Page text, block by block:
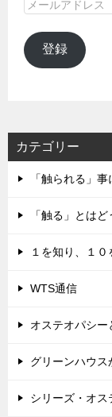
メ
ル
ア
登録
カテゴリー
「触られる」
「触る」とは
１を知り、１０
WTS通信
オステオパシ
グリーンハウ
シリーズ・オス